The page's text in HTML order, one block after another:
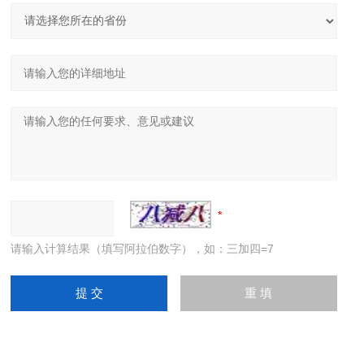
请输入计算结果（填写阿拉伯数字），如：三加四=7